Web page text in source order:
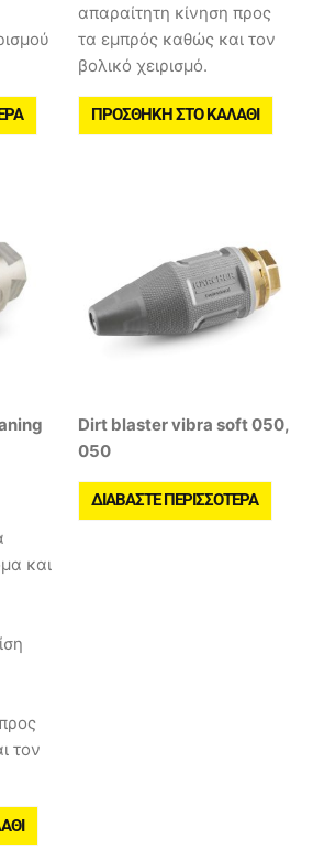
απαραίτητη κίνηση προς
τα εμπρός καθώς και τον
βολικό χειρισμό.
ΠΡΟΣΘΉΚΗ ΣΤΟ ΚΑΛΆΘΙ
και
τον
Dirt blaster vibra soft 050,
050
ΔΙΑΒΆΣΤΕ ΠΕΡΙΣΣΌΤΕΡΑ